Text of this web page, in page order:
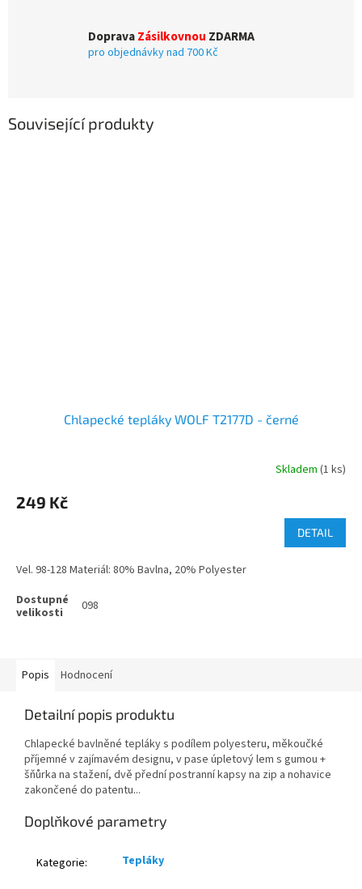
DopravaZásilkovnou ZDARMA
pro objednávky nad 700 Kč
Související produkty
Chlapecké tepláky WOLF T2177D - černé
Skladem (1 ks)
249 Kč
DETAIL
Vel. 98-128 Materiál: 80% Bavlna, 20% Polyester
098
Popis Hodnocení
Detailní popis produktu
Chlapecké bavlněné tepláky s podílem polyesteru, měkoučké
příjemné v zajímavém designu, v pase úpletový lem s gumou +
šňůrka na stažení, dvě přední postranní kapsy na zip a nohavice
zakončené do patentu...
Doplňkové parametry
Kategorie: Tepláky